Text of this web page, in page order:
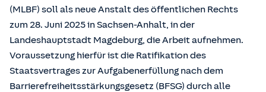
(MLBF) soll als neue Anstalt des öffentlichen Rechts
zum 28. Juni 2025 in Sachsen-Anhalt, in der
Landeshauptstadt Magdeburg, die Arbeit aufnehmen.
Voraussetzung hierfür ist die Ratifikation des
Staatsvertrages zur Aufgabenerfüllung nach dem
Barrierefreiheitsstärkungsgesetz (BFSG) durch alle